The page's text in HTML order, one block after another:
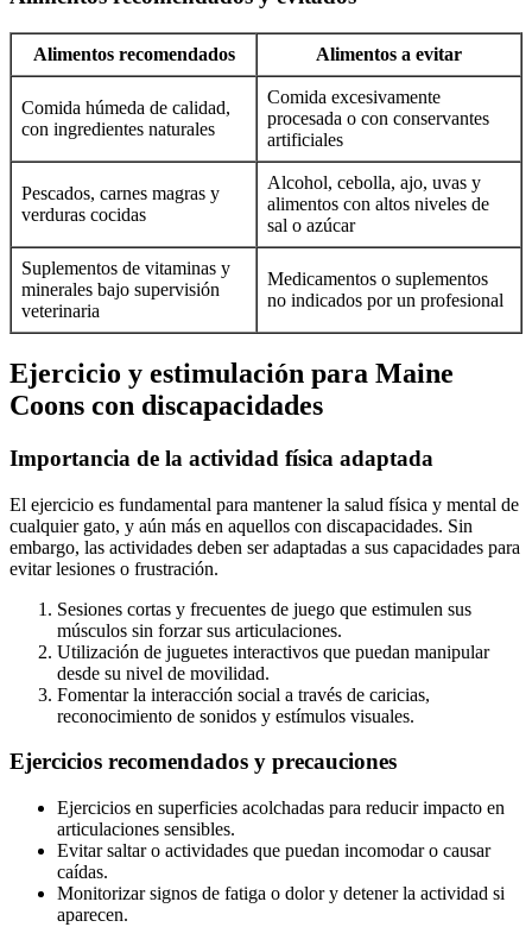
Alimentos recomendados Alimentos a evitar
Comida húmeda de calidad,
con ingredientes naturales
Comida excesivamente
procesada o con conservantes
artificiales
Pescados, carnes magras y
verduras cocidas
Alcohol, cebolla, ajo, uvas y
alimentos con altos niveles de
sal o azúcar
Suplementos de vitaminas y
minerales bajo supervisión
veterinaria
Medicamentos o suplementos
no indicados por un profesional
Ejercicio y estimulación para Maine
Coons con discapacidades
Importancia de la actividad física adaptada
El ejercicio es fundamental para mantener la salud física y mental de
cualquier gato, y aún más en aquellos con discapacidades. Sin
embargo, las actividades deben ser adaptadas a sus capacidades para
evitar lesiones o frustración.
Sesiones cortas y frecuentes de juego que estimulen sus
músculos sin forzar sus articulaciones.
Utilización de juguetes interactivos que puedan manipular
desde su nivel de movilidad.
Fomentar la interacción social a través de caricias,
reconocimiento de sonidos y estímulos visuales.
Ejercicios recomendados y precauciones
Ejercicios en superficies acolchadas para reducir impacto en
articulaciones sensibles.
Evitar saltar o actividades que puedan incomodar o causar
caídas.
Monitorizar signos de fatiga o dolor y detener la actividad si
aparecen.